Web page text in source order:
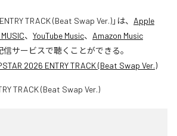
TRACK (Beat Swap Ver.)」は、 Apple
、 YouTube Music、 Amazon Music
サービスで聴くことができる。
2026 ENTRY TRACK (Beat Swap Ver.)